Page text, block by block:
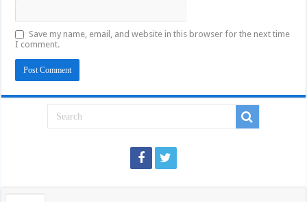
Save my name, email, and website in this browser for the next time
I comment.